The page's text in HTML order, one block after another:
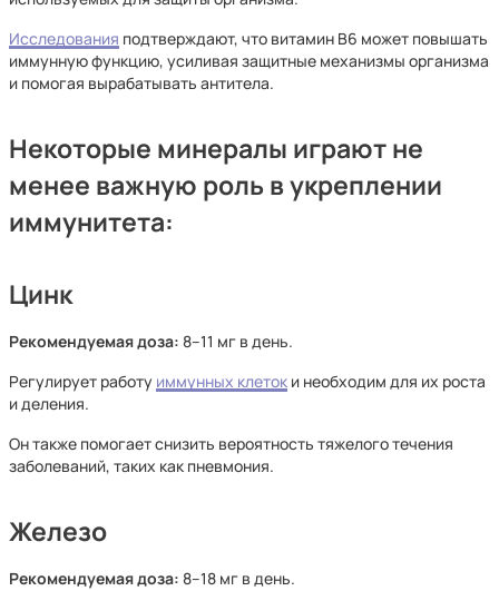
Исследования подтверждают, что витамин B6 может повышать
иммунную функцию, усиливая защитные механизмы организма
и помогая вырабатывать антитела.
Некоторые минералы играют не
менее важную роль в укреплении
иммунитета:
Цинк
Рекомендуемая доза: 8–11 мг в день.
Регулирует работу иммунных клеток и необходим для их роста
и деления.
Он также помогает снизить вероятность тяжелого течения
заболеваний, таких как пневмония.
Железо
Рекомендуемая доза: 8–18 мг в день.